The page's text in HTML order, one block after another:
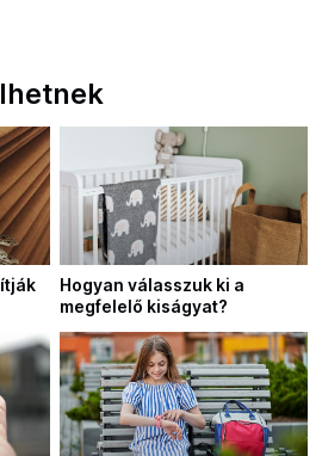
Hogyan válasszuk ki a
megfelelő kiságyat?